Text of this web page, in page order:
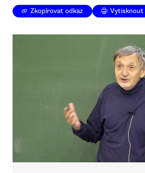
Zkopírovat odkaz Vytisknout